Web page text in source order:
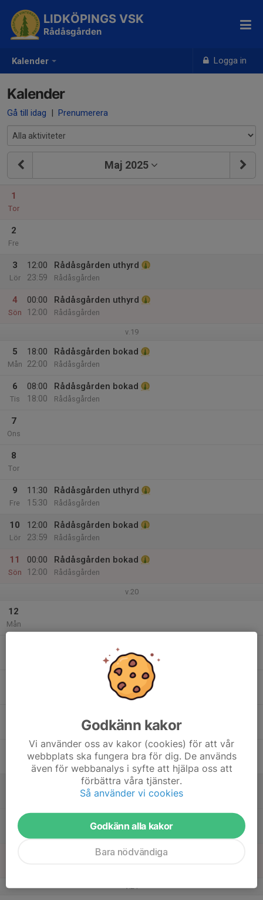
Kalender Logga in
LIDKÖPINGS VSK
Rådåsgården
Kalender
Gå till idag | Prenumerera
Maj 2025
1
Tor
2
Fre
3
Lör
12:00
23:59
Rådåsgården uthyrd
Rådåsgården
4
Sön
00:00
12:00
Rådåsgården uthyrd
Rådåsgården
v.19
5
Mån
18:00
22:00
Rådåsgården bokad
Rådåsgården
6
Tis
08:00
18:00
Rådåsgården bokad
Rådåsgården
7
Ons
8
Tor
9
Fre
11:30
15:30
Rådåsgården uthyrd
Rådåsgården
10
Lör
12:00
23:59
Rådåsgården bokad
Rådåsgården
11
Sön
00:00
12:00
Rådåsgården bokad
Rådåsgården
v.20
12
Mån
Tält utlånade
Rådåsgården bokad
Rådåsgården
v.21
Godkänn kakor
Vi använder oss av kakor (cookies) för att vår
webbplats ska fungera bra för dig. De används
även för webbanalys i syfte att hjälpa oss att
förbättra våra tjänster.
Så använder vi cookies
Godkänn alla kakor
Bara nödvändiga